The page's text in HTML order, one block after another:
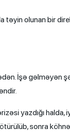
olunan bir
İşə gəlməyən
yazdığı halda,
sonra